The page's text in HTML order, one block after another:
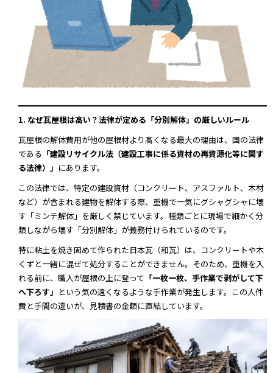
1. なぜ瓦屋根は高い？法律が定める「分別解体」の厳しいルール
瓦屋根の解体費用が他の屋根材より高くなる最大の理由は、国の法律
である 「建設リサイクル法（建設工事に係る資材の再資源化等に関す
る法律）」 にあります。
この法律では、特定の建設資材（コンクリート、アスファルト、木材
など）が含まれる建物を解体する際、重機で一気にグシャグシャに壊
す「ミンチ解体」を厳しく禁じています。種類ごとに現場で細かく分
類しながら壊す「分別解体」が義務付けられているのです。
特に粘土を焼き固めて作られた日本瓦（和瓦）は、コンクリートや木
くずと一緒に混ぜて処分することができません。そのため、重機を入
れる前に、職人が屋根の上に登って 「一枚一枚、手作業で剥がして下
へ下ろす」 という気の遠くなるような手作業が発生します。この人件
費と手間の違いが、見積書の金額に直結しています。